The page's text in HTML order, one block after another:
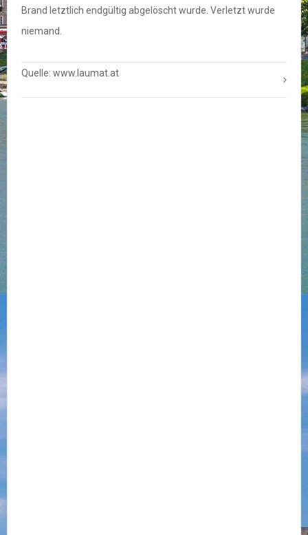
Brand letztlich endgültig abgelöscht wurde. Verletzt wurde
niemand.
Quelle: www.laumat.at